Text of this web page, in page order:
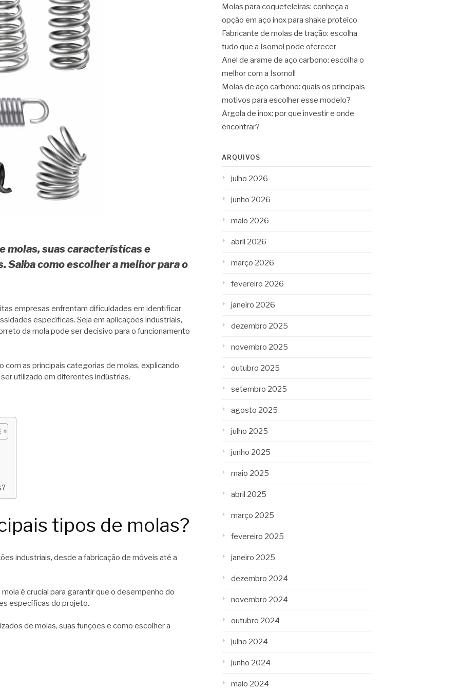
molas, suas características e
Saiba como escolher a melhor para o
empresas enfrentam dificuldades em identificar
específicas. Seja em aplicações industriais,
da mola pode ser decisivo para o funcionamento
com as principais categorias de molas, explicando
utilizado em diferentes indústrias.
tipos de molas?
industriais, desde a fabricação de móveis até a
é crucial para garantir que o desempenho do
específicas do projeto.
de molas, suas funções e como escolher a
Molas para coqueteleiras: conheça a
opção em aço inox para shake proteíco
Fabricante de molas de tração: escolha
tudo que a Isomol pode oferecer
Anel de arame de aço carbono: escolha o
melhor com a Isomol!
Molas de aço carbono: quais os principais
motivos para escolher esse modelo?
Argola de inox: por que investir e onde
encontrar?
ARQUIVOS
julho 2026
junho 2026
maio 2026
abril 2026
março 2026
fevereiro 2026
janeiro 2026
dezembro 2025
novembro 2025
outubro 2025
setembro 2025
agosto 2025
julho 2025
junho 2025
maio 2025
abril 2025
março 2025
fevereiro 2025
janeiro 2025
dezembro 2024
novembro 2024
outubro 2024
julho 2024
junho 2024
maio 2024